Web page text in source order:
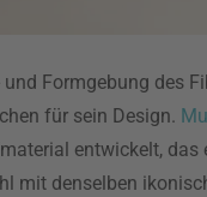
Formgebung des
für sein Design.
entwickelt, das
mit denselben